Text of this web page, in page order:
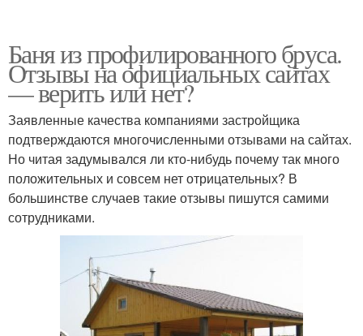
Баня из профилированного бруса.
Отзывы на официальных сайтах
— верить или нет?
Заявленные качества компаниями застройщика
подтверждаются многочисленными отзывами на сайтах.
Но читая задумывался ли кто-нибудь почему так много
положительных и совсем нет отрицательных? В
большинстве случаев такие отзывы пишутся самими
сотрудниками.